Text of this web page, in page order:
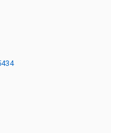
почта